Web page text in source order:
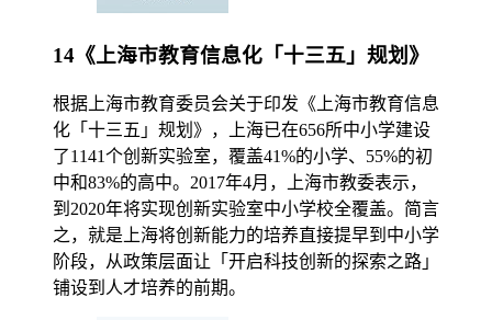
14《上海市教育信息化「十三五」规划》
根据上海市教育委员会关于印发《上海市教育信息
化「十三五」规划》，上海已在656所中小学建设
了1141个创新实验室，覆盖41%的小学、55%的初
中和83%的高中。2017年4月，上海市教委表示，
到2020年将实现创新实验室中小学校全覆盖。简言
之，就是上海将创新能力的培养直接提早到中小学
阶段，从政策层面让「开启科技创新的探索之路」
铺设到人才培养的前期。